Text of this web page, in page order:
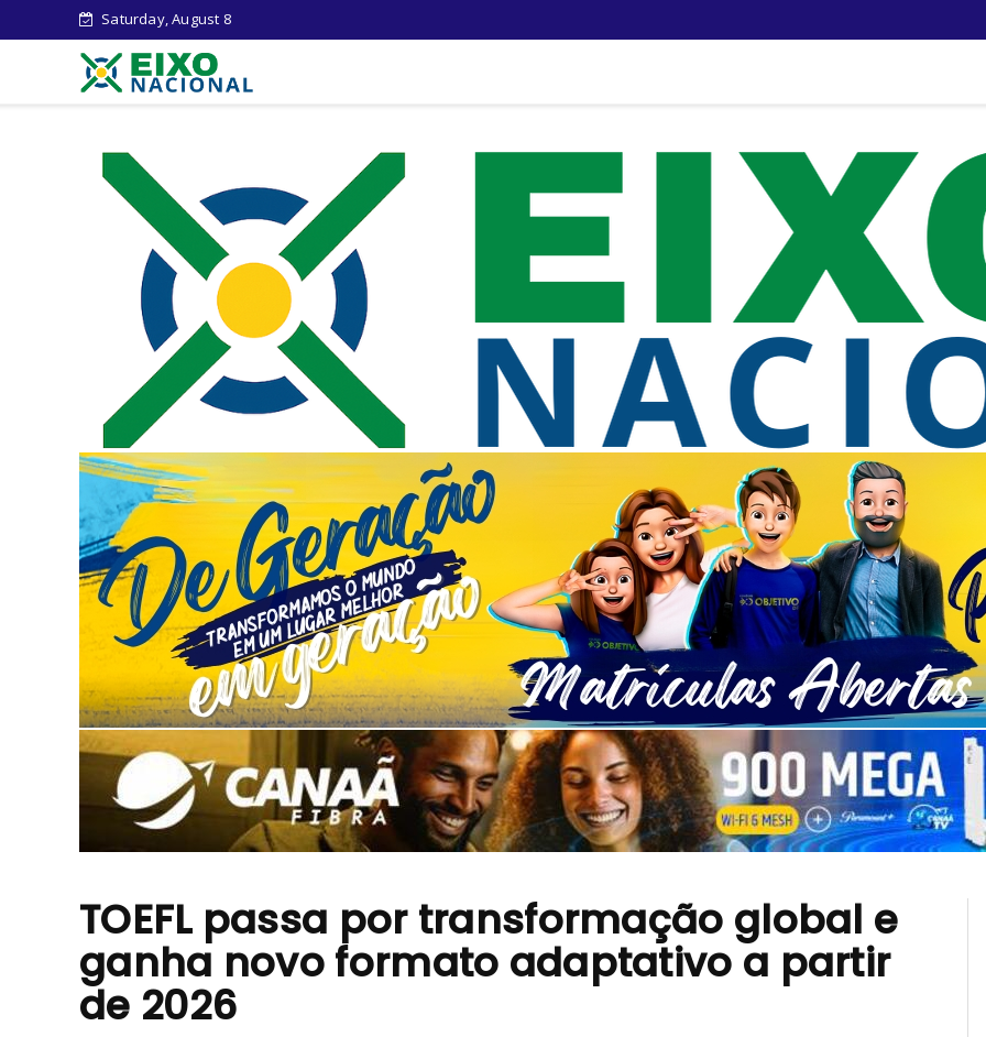
Saturday, August 8
TOEFL passa por transformação global e
ganha novo formato adaptativo a partir
de 2026